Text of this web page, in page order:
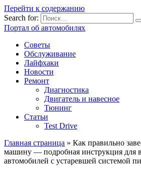
Перейти к содержанию
Search for:
Портал об автомобилях
Советы
Обслуживание
Лайфхаки
Новости
Ремонт
Диагностика
Двигатель и навесное
Тюнинг
Статьи
Test Drive
Главная страница » Как правильно
машину — подробная инструкция для
автомобилей с устаревшей системой